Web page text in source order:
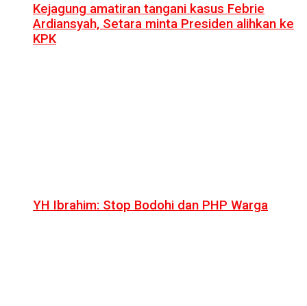
Kejagung amatiran tangani kasus Febrie
Ardiansyah, Setara minta Presiden alihkan ke
KPK
YH Ibrahim: Stop Bodohi dan PHP Warga